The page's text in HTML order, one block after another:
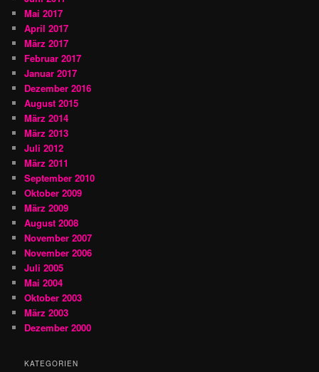
Mai 2017
April 2017
März 2017
Februar 2017
Januar 2017
Dezember 2016
August 2015
März 2014
März 2013
Juli 2012
März 2011
September 2010
Oktober 2009
März 2009
August 2008
November 2007
November 2006
Juli 2005
Mai 2004
Oktober 2003
März 2003
Dezember 2000
KATEGORIEN